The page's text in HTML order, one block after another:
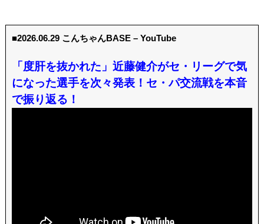
■2026.06.29 こんちゃんBASE – YouTube
「度肝を抜かれた」近藤健介がセ・リーグで気
になった選手を次々発表！セ・パ交流戦を本音
で振り返る！